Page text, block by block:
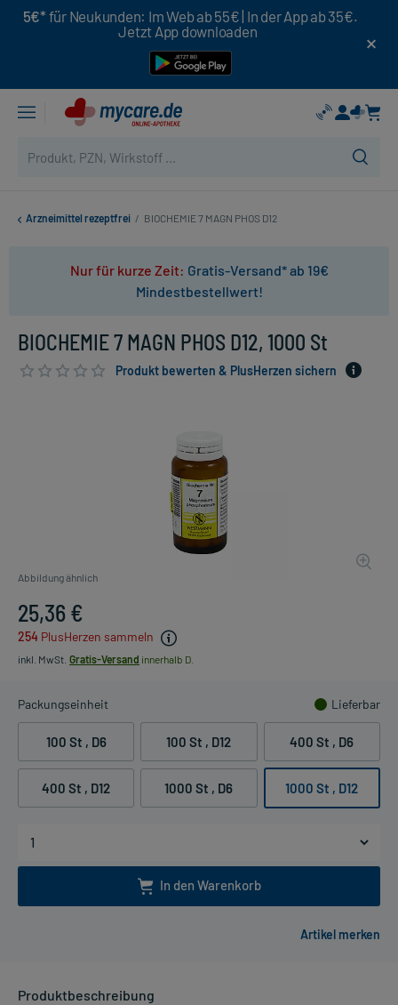
5€* für Neukunden: Im Web ab 55€ | In der App ab 35€.
Jetzt App downloaden
Arzneimittel rezeptfrei / BIOCHEMIE 7 MAGN PHOS D12
Nur für kurze Zeit: Gratis-Versand* ab 19€
Mindestbestellwert!
BIOCHEMIE 7 MAGN PHOS D12, 1000 St
Produkt bewerten & PlusHerzen sichern
Abbildung ähnlich
25,36 €
254 PlusHerzen sammeln
inkl. MwSt. Gratis-Versand innerhalb D.
Packungseinheit Lieferbar
100 St , D6 100 St , D12 400 St , D6
400 St , D12 1000 St , D6 1000 St , D12
In den Warenkorb
Produktbeschreibung